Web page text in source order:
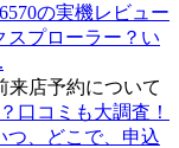
の実機レビュー
スプローラー？い
口コミも大調査！
つ、どこで、申込